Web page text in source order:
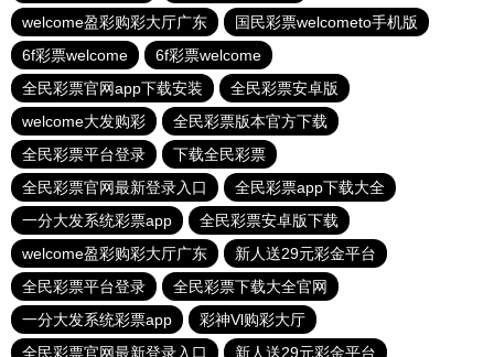
welcome盈彩购彩大厅广东
国民彩票welcometo手机版
6f彩票welcome
6f彩票welcome
全民彩票官网app下载安装
全民彩票安卓版
welcome大发购彩
全民彩票版本官方下载
全民彩票平台登录
下载全民彩票
全民彩票官网最新登录入口
全民彩票app下载大全
一分大发系统彩票app
全民彩票安卓版下载
welcome盈彩购彩大厅广东
新人送29元彩金平台
全民彩票平台登录
全民彩票下载大全官网
一分大发系统彩票app
彩神Vl购彩大厅
全民彩票官网最新登录入口
新人送29元彩金平台